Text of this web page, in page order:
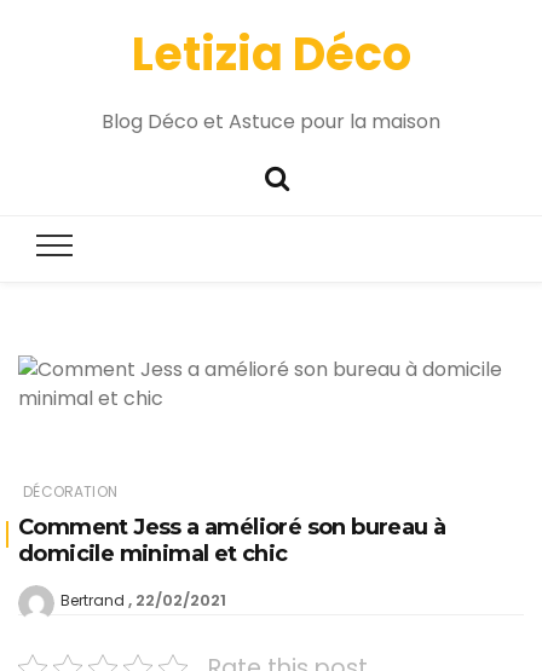
Letizia Déco
Blog Déco et Astuce pour la maison
DÉCORATION
Comment Jess a amélioré son bureau à
domicile minimal et chic
Bertrand 22/02/2021